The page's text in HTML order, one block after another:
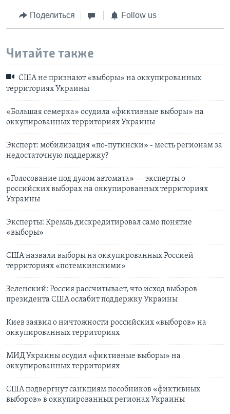
Поделиться Follow us
Читайте также
США не признают «выборы» на оккупированных
территориях Украины
«Большая семерка» осудила «фиктивные выборы» на
оккупированных территориях Украины
Эксперт: мобилизация «по-путински» - месть регионам за
недостаточную поддержку?
«Голосование под дулом автомата» — эксперты о
российских выборах на оккупированных территориях
Украины
Эксперты: Кремль дискредитировал само понятие
«выборы»
США назвали выборы на оккупированных Россией
территориях «потемкинскими»
Зеленский: Россия рассчитывает, что исход выборов
президента США ослабит поддержку Украины
Киев заявил о ничтожности российских «выборов» на
оккупированных территориях
МИД Украины осудил «фиктивные выборы» на
оккупированных территориях
США подвергнут санкциям пособников «фиктивных
выборов» в оккупированных регионах Украины